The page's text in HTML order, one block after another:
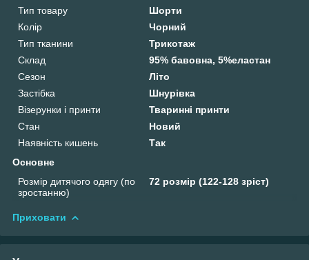
Тип товару
Шорти
Колір
Чорний
Тип тканини
Трикотаж
Склад
95% бавовна, 5%еластан
Сезон
Літо
Застібка
Шнурівка
Візерунки і принти
Тваринні принти
Стан
Новий
Наявність кишень
Так
Основне
Розмір дитячого одягу (по
зростанню)
72 розмір (122-128 зріст)
Приховати